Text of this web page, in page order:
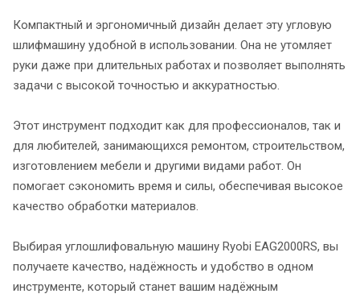
Компактный и эргономичный дизайн делает эту угловую
шлифмашину удобной в использовании. Она не утомляет
руки даже при длительных работах и позволяет выполнять
задачи с высокой точностью и аккуратностью.
Этот инструмент подходит как для профессионалов, так и
для любителей, занимающихся ремонтом, строительством,
изготовлением мебели и другими видами работ. Он
помогает сэкономить время и силы, обеспечивая высокое
качество обработки материалов.
Выбирая углошлифовальную машину Ryobi EAG2000RS, вы
получаете качество, надёжность и удобство в одном
инструменте, который станет вашим надёжным